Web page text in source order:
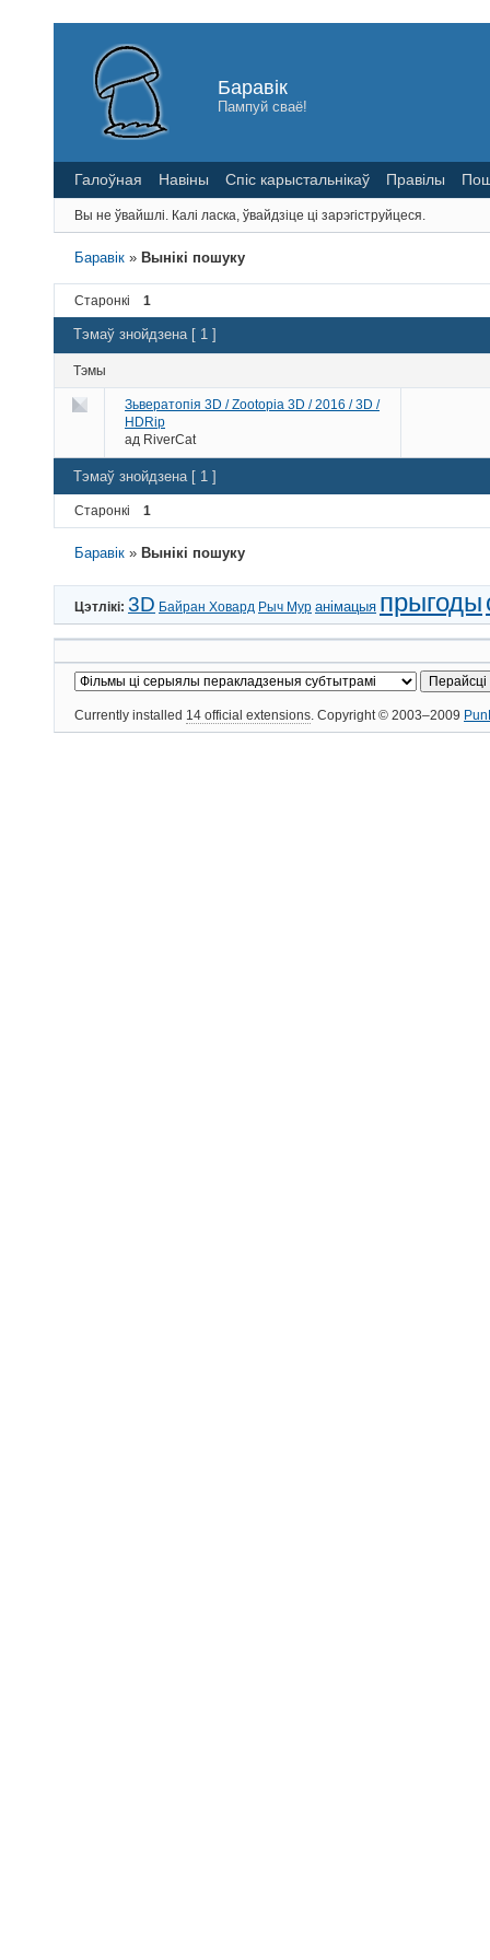
Баравік
Пампуй сваё!
Галоўная Навіны Спіс карыстальнікаў Правілы
Вы не ўвайшлі. Калі ласка, ўвайдзіце ці зарэгіструйцеся.
Баравік » Вынікі пошуку
Старонкі 1
Тэмаў знойдзена [ 1 ]
Тэмы
Зьвератопія 3D / Zootopia 3D / 2016 / 3D /
HDRip
ад RiverCat
Тэмаў знойдзена [ 1 ]
Старонкі 1
Баравік » Вынікі пошуку
Цэтлікі: 3D Байран Ховард Рыч Мур анімацыя прыгоды
Currently installed 14 official extensions. Copyright © 2003–2009